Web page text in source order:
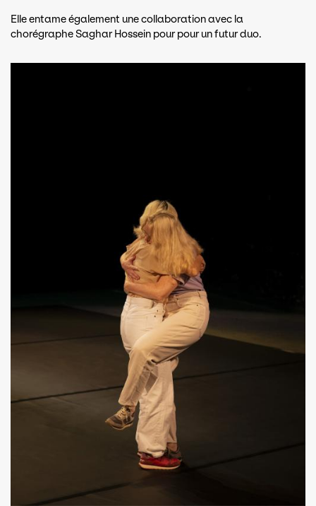
Elle entame également une collaboration avec la
chorégraphe Saghar Hossein pour pour un futur duo.